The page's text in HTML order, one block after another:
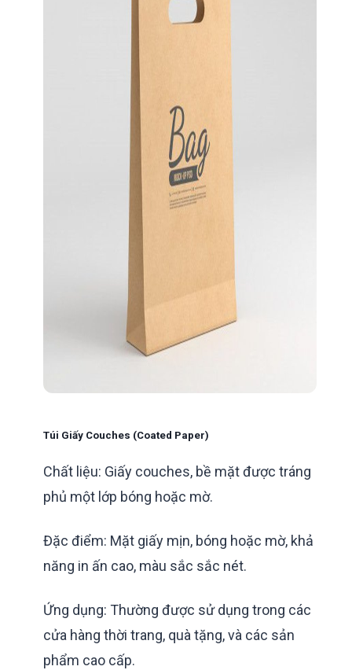
Túi Giấy Couches (Coated Paper)
Chất liệu: Giấy couches, bề mặt được tráng
phủ một lớp bóng hoặc mờ.
Đặc điểm: Mặt giấy mịn, bóng hoặc mờ, khả
năng in ấn cao, màu sắc sắc nét.
Ứng dụng: Thường được sử dụng trong các
cửa hàng thời trang, quà tặng, và các sản
phẩm cao cấp.